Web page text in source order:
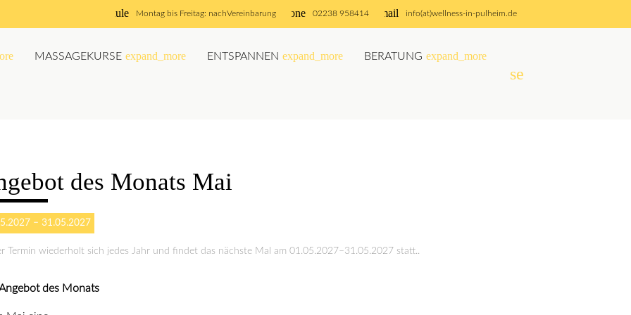
email info(at)wellness-in-pulheim.de
phone 02238 958414
schedule Montag bis Freitag: nachVereinbarung
MASSAGEKURSE expand_more ENTSPANNEN expand_more BERATUNG expand_more
search
des Monats Mai
– 31.05.2027
Termin wiederholt sich jedes Jahr und findet das nächste Mal am 01.05.2027–31.05.2027 statt..
des Monats